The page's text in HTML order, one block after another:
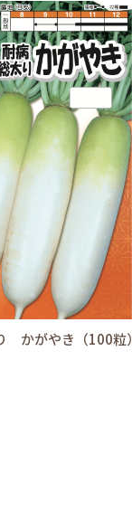
かがやき（100粒）